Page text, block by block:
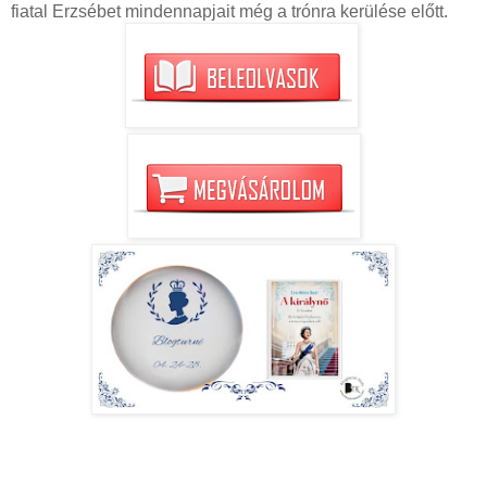
fiatal Erzsébet mindennapjait még a trónra kerülése előtt.